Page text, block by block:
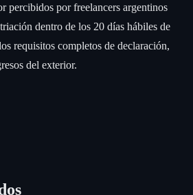
percibidos por freelancers argentinos
dentro de los 20 días hábiles de
requisitos completos de declaración,
del exterior.